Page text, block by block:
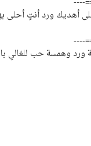
أهديك ورد أنتٍ أحلى
----
ورد وهمسة حب للغالي